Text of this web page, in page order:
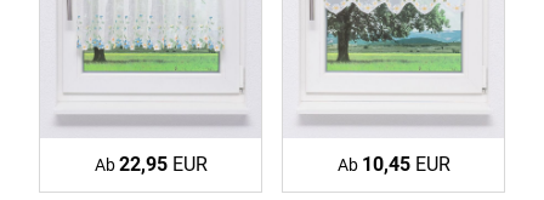
Ab22,95EUR Ab 10,45EUR